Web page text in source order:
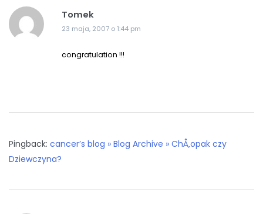
Tomek
23 maja, 2007 o 1:44 pm
congratulation !!!
Pingback: cancer’s blog » Blog Archive » ChÅ‚opak czy
Dziewczyna?